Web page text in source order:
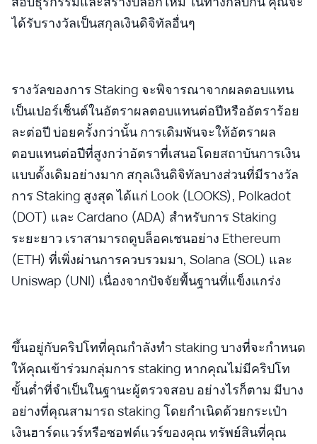
ได้รับรางวัลเป็นสกุลเงินดิจิทัลอื่นๆ
รางวัลของการ Staking จะพิจารณาจากผลตอบแทน
เป็นเปอร์เซ็นต์ในอัตราผลตอบแทนต่อปีหรืออัตราร้อย
ละต่อปี บ่อยครั้งกว่านั้น การเดิมพันจะให้อัตราผล
ตอบแทนต่อปีที่สูงกว่าอัตราที่เสนอโดยสถาบันการเงิน
แบบดั้งเดิมอย่างมาก สกุลเงินดิจิทัลบางส่วนที่มีรางวัล
การ Staking สูงสุด ได้แก่ Look (LOOKS), Polkadot
(DOT) และ Cardano (ADA) สำหรับการ Staking
ระยะยาว เราสามารถดูบล็อคเชนอย่าง Ethereum
(ETH) ที่เพิ่งผ่านการควบรวมมา, Solana (SOL) และ
Uniswap (UNI) เนื่องจากปัจจัยพื้นฐานที่แข็งแกร่ง
ขึ้นอยู่กับคริปโทที่คุณกำลังทำ staking บางที่จะกำหนด
ให้คุณเข้าร่วมกลุ่มการ staking หากคุณไม่มีคริปโท
ขั้นต่ำที่จำเป็นในฐานะผู้ตรวจสอบ อย่างไรก็ตาม มีบาง
อย่างที่คุณสามารถ staking โดยกำเนิดด้วยกระเป๋า
เงินฮาร์ดแวร์หรือซอฟต์แวร์ของคุณ ทรัพย์สินที่คุณ